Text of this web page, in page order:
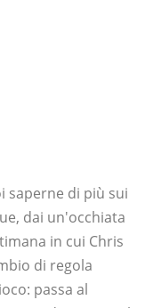
saperne di più sui
dai un'occhiata
in cui Chris
di regola
passa al